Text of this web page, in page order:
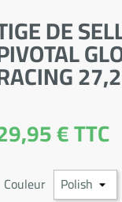
DE
€TTC
Couleur